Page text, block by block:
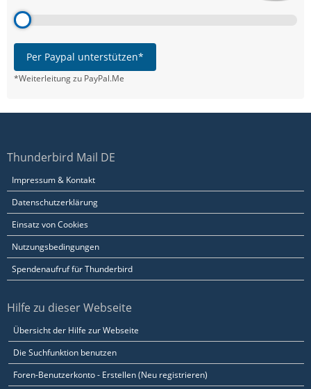
Per Paypal unterstützen*
*Weiterleitung zu PayPal.Me
Thunderbird Mail DE
Impressum & Kontakt
Datenschutzerklärung
Einsatz von Cookies
Nutzungsbedingungen
Spendenaufruf für Thunderbird
Hilfe zu dieser Webseite
Übersicht der Hilfe zur Webseite
Die Suchfunktion benutzen
Foren-Benutzerkonto - Erstellen (Neu registrieren)